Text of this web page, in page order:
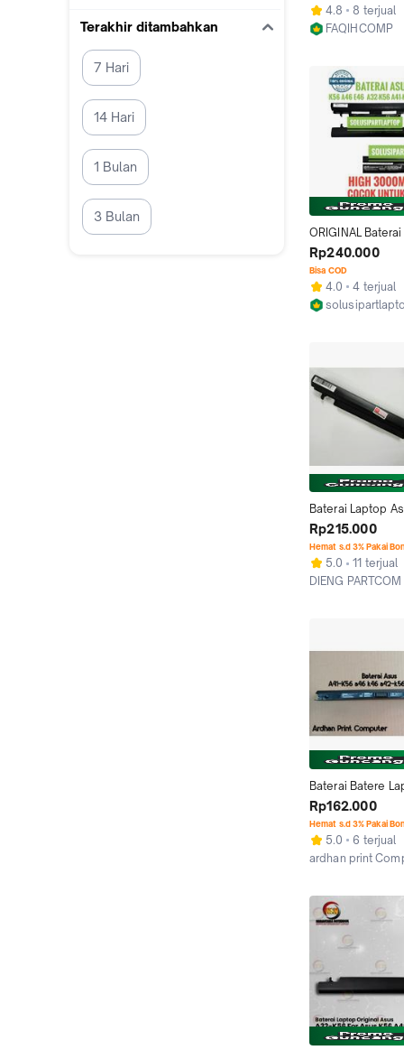
Terakhir ditambahkan
7 Hari
14 Hari
1 Bulan
3 Bulan
4.8
8 terjual
FAQIHCOMP
ORIGINAL
ASUS K46 K46C
A46C A46CB
K56 New
Rp240.000
Bisa COD
4.0
4 terjual
Baterai Laptop
A46 A46C E46
B465 R405 R505
S505
Rp215.000
Hemat s.d 3% Pakai
5.0
11 terjual
DIENG PARTCOM
Baterai Batere
A46C A46CB
K46CB K46CM
S46CM A41-K56
Rp162.000
Hemat s.d 3% Pakai
5.0
6 terjual
ardhan print